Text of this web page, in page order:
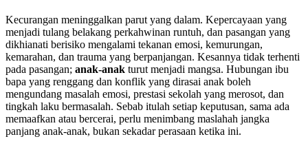
Kecurangan meninggalkan parut yang dalam. Kepercayaan yang
menjadi tulang belakang perkahwinan runtuh, dan pasangan yang
dikhianati berisiko mengalami tekanan emosi, kemurungan,
kemarahan, dan trauma yang berpanjangan. Kesannya tidak terhenti
pada pasangan; anak-anak turut menjadi mangsa. Hubungan ibu
bapa yang renggang dan konflik yang dirasai anak boleh
mengundang masalah emosi, prestasi sekolah yang merosot, dan
tingkah laku bermasalah. Sebab itulah setiap keputusan, sama ada
memaafkan atau bercerai, perlu menimbang maslahah jangka
panjang anak-anak, bukan sekadar perasaan ketika ini.